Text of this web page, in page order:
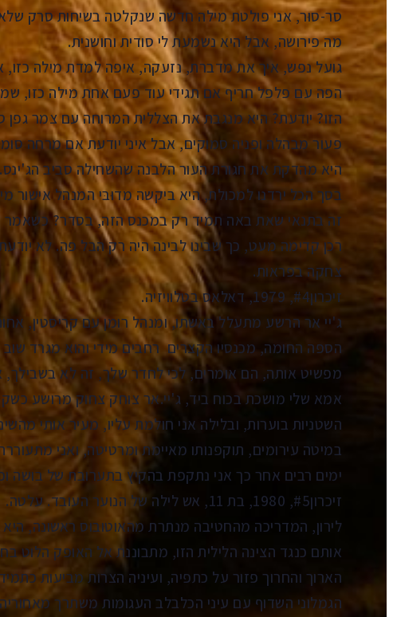
סר-סוּר, אני פולטת מילה חדשה שנקלטה בשיחות סרק שלא
מה פירושה, אבל היא נשמעת לי סודית וחושנית.
גועל נפש, איך את מדברת, נזעקה, איפה למדת מילה כזו,
הפה עם פלפל חריף אם תגידי עוד פעם אחת מילה כזו,
הזו? יודעת? היא מנגבת את הצללית המרוחה עם צמר גפן
פעור מבהלה ופניה סמוקים, אבל איני יודעת אם מרחה
היא מהדקת את חגורת העור הלבנה שהשחילה סביב
בסך הכל ירדנו למכולת, היא ביקשה מדוּבּי המנהל אישור
זה בתנאי שאת באה תמיד רק במכנס הזה, בסדר?
רכן קדימה מעט, כך שבינו לבינה היה רק הבל פה. לא
צחקה בפראות.
זיכרון#4, 1979, דאלאס בטלוויזיה.
ג'יי אר הרשע מתעלל באשתו, ומנהל רומן עם קריסטין,
הספה החומה, מכנסיו הקצרים רחבים מידי והוא מגרד שוב
מפשיט אותה, הם אומרים, לכי לחדר שלך, זה לא בשבילך,
אמא שלי מושכת בכוח ביד, ג'יי.אר צוחק צחוק מרושע
השטניות בוערות, ובלילה אני חולמת עליו, מעיר אותי
במיטה עירומים, תוקפנותו מאיימת ומרטיטה, ואני
ימים רבים אחר כך אני נתקפת בהקיץ בתערובת של בושה
זיכרון#5, 1980, בת 11, אש לילה של הנוער העובד. עלטה.
לירון, המדריכה מהחטיבה מנתרת מהאוטובוס ראשונה,
אותם כנגד הצינה הלילית הזו, מתבוננת אל האופק הלוט
הארוך והחרוך פזור על כתפיה, ועיניה הצרות מביעות
הגמלוני השדוף עם עיני הכלבלב העגומות משתרך